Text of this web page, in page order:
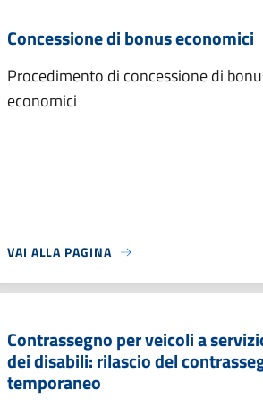
Concessione di bonus economici
Procedimento di concessione di
economici
VAI ALLA PAGINA
Contrassegno per veicoli a
dei disabili: rilascio del
temporaneo